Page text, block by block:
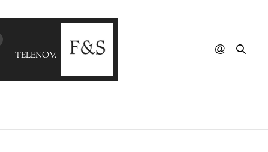
TELENOVA - Haunted (Telenoir Version)